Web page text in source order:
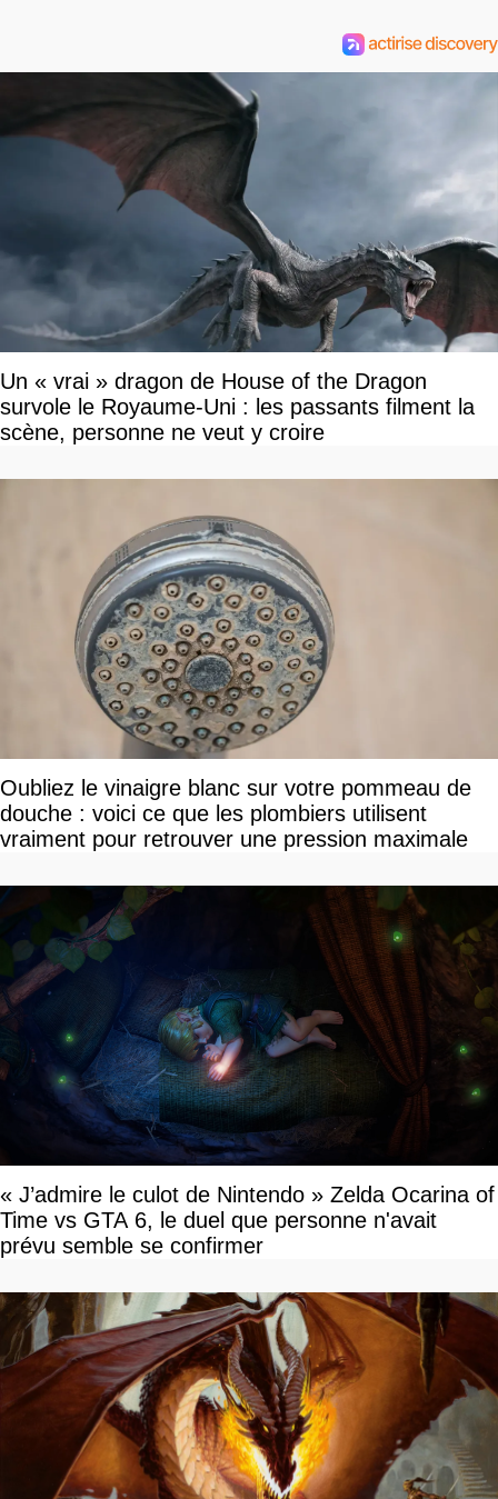
Un « vrai » dragon de House of the Dragon
survole le Royaume-Uni : les passants filment la
scène, personne ne veut y croire
Oubliez le vinaigre blanc sur votre pommeau de
douche : voici ce que les plombiers utilisent
vraiment pour retrouver une pression maximale
« J’admire le culot de Nintendo » Zelda Ocarina of
Time vs GTA 6, le duel que personne n'avait
prévu semble se confirmer